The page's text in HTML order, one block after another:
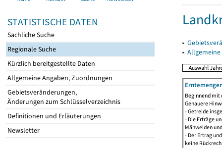
STATISTISCHE DATEN
Sachliche Suche
Regionale Suche
Kürzlich bereitgestellte Daten
Allgemeine Angaben, Zuordnungen
Gebietsveränderungen,
Änderungen zum Schlüsselverzeichnis
Definitionen und Erläuterungen
Newsletter
▸
▸
Beginnend mit
Genauere
- Getreide
- Die Erträge
Mähweiden
- Der Ertrag
keine